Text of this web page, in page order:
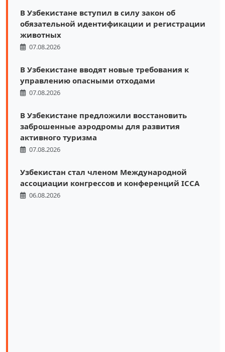
В Узбекистане вступил в силу закон об
обязательной идентификации и регистрации
животных
07.08.2026
В Узбекистане вводят новые требования к
управлению опасными отходами
07.08.2026
В Узбекистане предложили восстановить
заброшенные аэродромы для развития
активного туризма
07.08.2026
Узбекистан стал членом Международной
ассоциации конгрессов и конференций ICCA
06.08.2026